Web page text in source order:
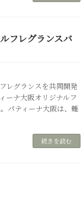
フレグランスバ
レグランスを共同開発
ーナ大阪オリジナルフ
パティーナ大阪は、難
続きを読む